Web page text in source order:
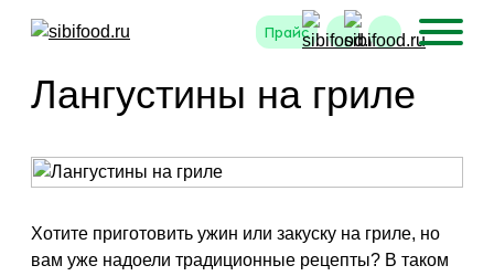
Прайс
Лангустины на гриле
Хотите приготовить ужин или закуску на гриле, но
вам уже надоели традиционные рецепты? В таком